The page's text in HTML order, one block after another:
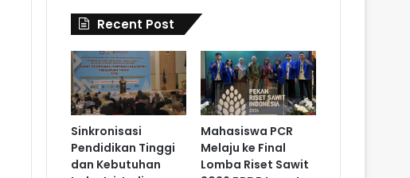
Recent Post
Sinkronisasi
Pendidikan Tinggi
dan Kebutuhan
Mahasiswa PCR
Melaju ke Final
Lomba Riset Sawit